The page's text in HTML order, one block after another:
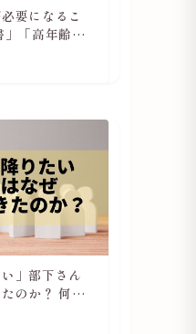
要になるこ
」「高年齢雇
資格確認」
」部下さん
のか？ 何が
考えてみる